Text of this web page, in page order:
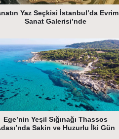
Yaz Seçkisi İstanbul’da Evrim
Sanat Galerisi’nde
Ege’nin Yeşil Sığınağı Thassos
Sakin ve Huzurlu İki Gün